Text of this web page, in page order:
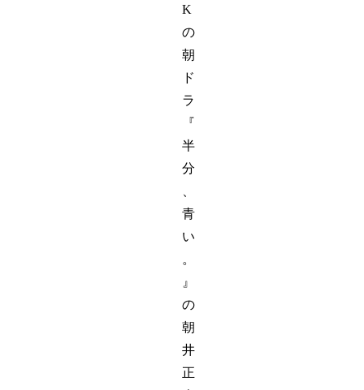
K
の
朝
ド
ラ
『
半
分
青
い
。
』
の
朝
井
正